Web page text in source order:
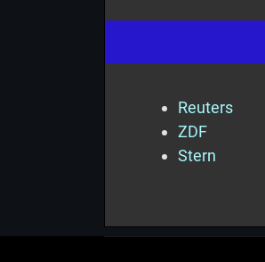
Reuters
ZDF
Stern